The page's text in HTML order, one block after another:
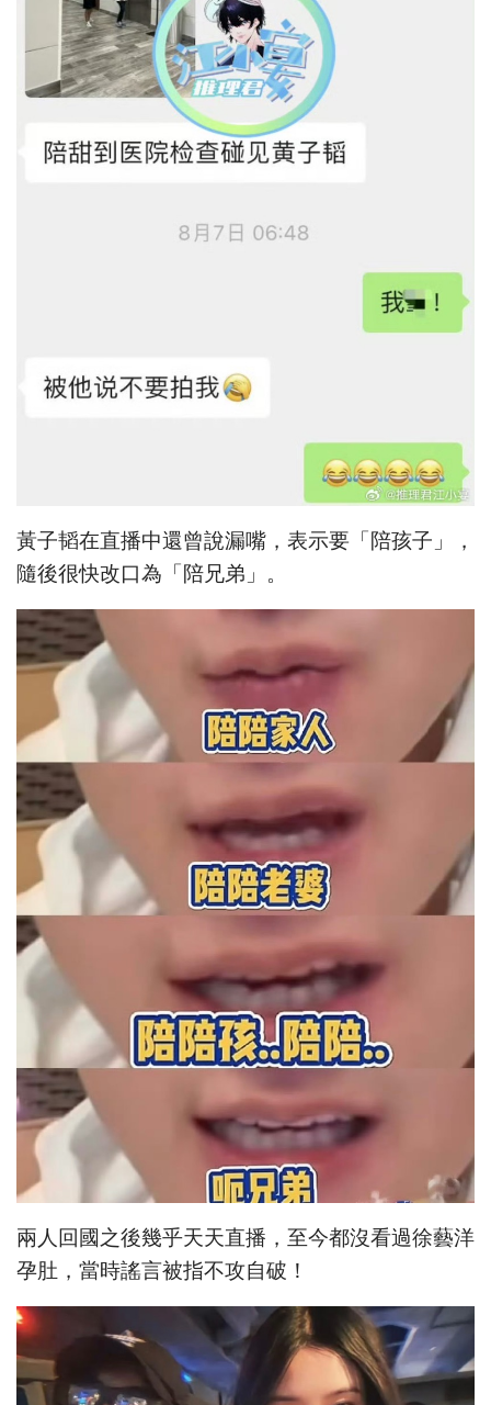
黃子韬在直播中還曾說漏嘴，表示要「陪孩子」，
隨後很快改口為「陪兄弟」。
兩人回國之後幾乎天天直播，至今都沒看過徐藝洋
孕肚，當時謠言被指不攻自破！